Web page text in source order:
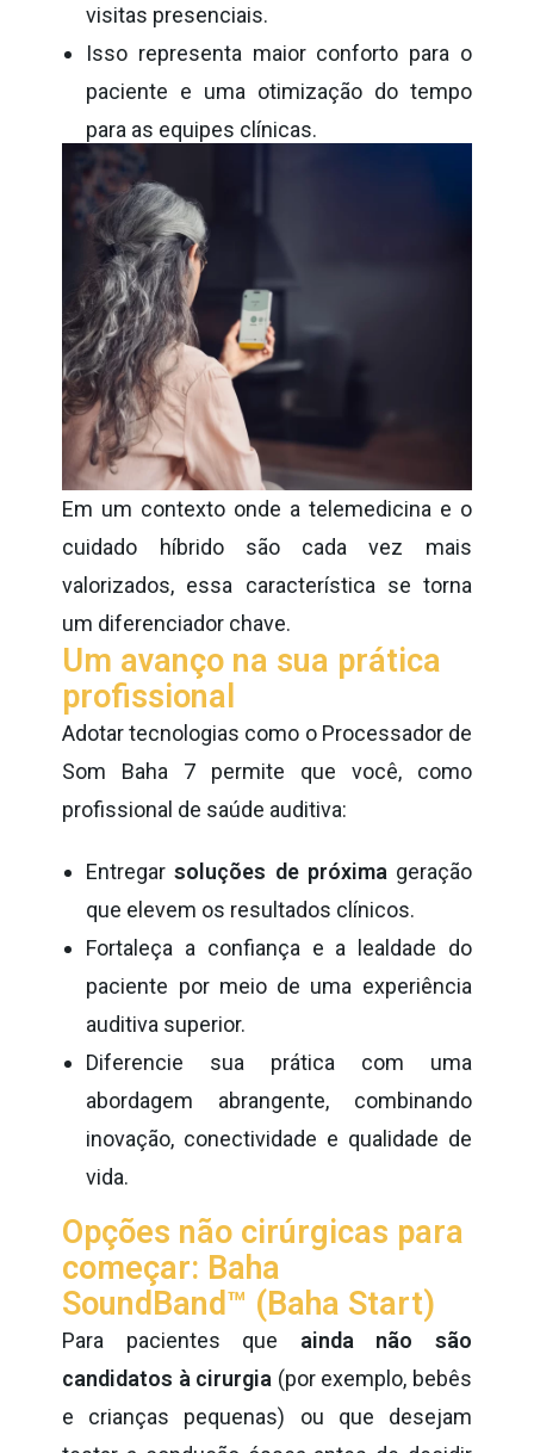
visitas presenciais.
Isso representa maior conforto para o
paciente e uma otimização do tempo
para as equipes clínicas.
Em um contexto onde a telemedicina e o
cuidado híbrido são cada vez mais
valorizados, essa característica se torna
um diferenciador chave.
Um avanço na sua prática
profissional
Adotar tecnologias como o Processador de
Som Baha 7 permite que você, como
profissional de saúde auditiva:
Entregarsoluções de próxima geração
que elevem os resultados clínicos.
Fortaleça a confiança e a lealdade do
paciente por meio de uma experiência
auditiva superior.
Diferencie sua prática com uma
abordagem abrangente, combinando
inovação, conectividade e qualidade de
vida.
Opções não cirúrgicas para
começar: Baha
SoundBand™ (Baha Start)
Para pacientes que ainda não são
candidatos à cirurgia (por exemplo, bebês
e crianças pequenas) ou que desejam